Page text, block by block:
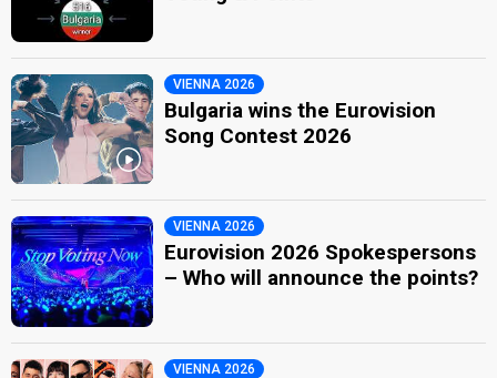
VIENNA 2026
Bulgaria wins the Eurovision
Song Contest 2026
VIENNA 2026
Eurovision 2026 Spokespersons
– Who will announce the points?
VIENNA 2026